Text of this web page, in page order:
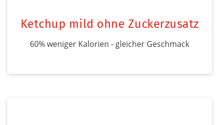
Ketchup mild ohne Zuckerzusatz
60% weniger Kalorien - gleicher Geschmack